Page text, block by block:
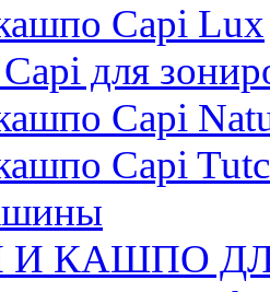
Capi Lux
для
Capi
Capi
И КАШПО